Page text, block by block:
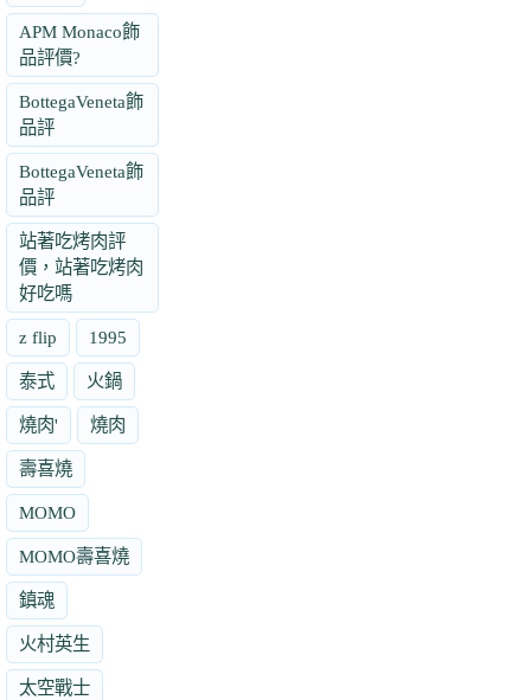
APM Monaco飾
品評價?
BottegaVeneta飾
品評
BottegaVeneta飾
品評
站著吃烤肉評
價，站著吃烤肉
好吃嗎
z flip 1995
泰式 火鍋
燒肉' 燒肉
壽喜燒
MOMO
MOMO壽喜燒
鎮魂
火村英生
太空戰士